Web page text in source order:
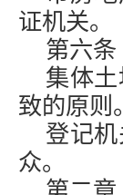
证机关。
第六
集体
致的原则。
登记
众。